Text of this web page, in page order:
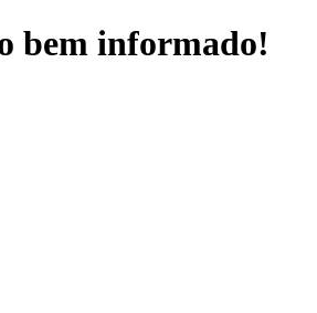
bem informado!